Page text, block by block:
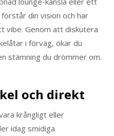
din vision och har
vibe. Genom att diskutera
i förväg, ökar du
stämning du drömmer om.
och direkt
krångligt eller
idag smidiga